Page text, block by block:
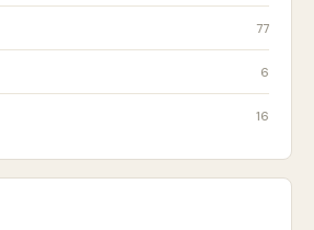
77
6
16